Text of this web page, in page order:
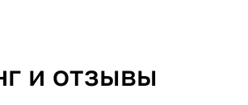
и отзывы